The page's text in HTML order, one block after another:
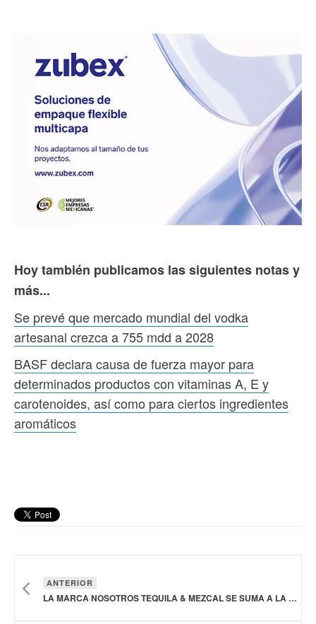
Hoy también publicamos las siguientes notas y
más...
Se prevé que mercado mundial del vodka
artesanal crezca a 755 mdd a 2028
BASF declara causa de fuerza mayor para
determinados productos con vitaminas A, E y
carotenoides, así como para ciertos ingredientes
aromáticos
ANTERIOR
LA MARCA NOSOTROS TEQUILA & MEZCAL SE SUMA A LA ADDITIVE FREE ALLIANCE